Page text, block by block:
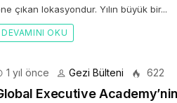
çıkan lokasyondur. Yılın büyük bir...
DEVAMINI OKU
1 yıl önce Gezi Bülteni 622
Executive